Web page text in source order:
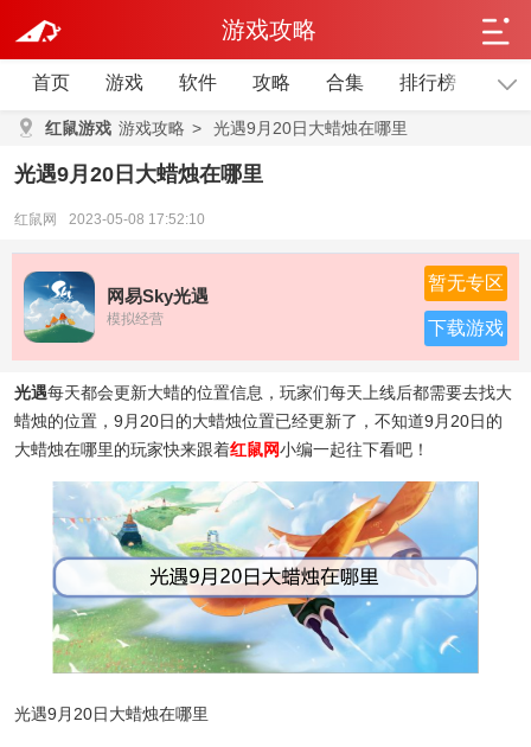
游戏攻略
首页 游戏 软件 攻略 合集 排行榜 单机
红鼠游戏 游戏攻略 > 光遇9月20日大蜡烛在哪里
光遇9月20日大蜡烛在哪里
红鼠网 2023-05-08 17:52:10
暂无专区
下载游戏
网易Sky光遇
模拟经营
光遇每天都会更新大蜡的位置信息，玩家们每天上线后都需要去找大
蜡烛的位置，9月20日的大蜡烛位置已经更新了，不知道9月20日的
大蜡烛在哪里的玩家快来跟着红鼠网小编一起往下看吧！
光遇9月20日大蜡烛在哪里